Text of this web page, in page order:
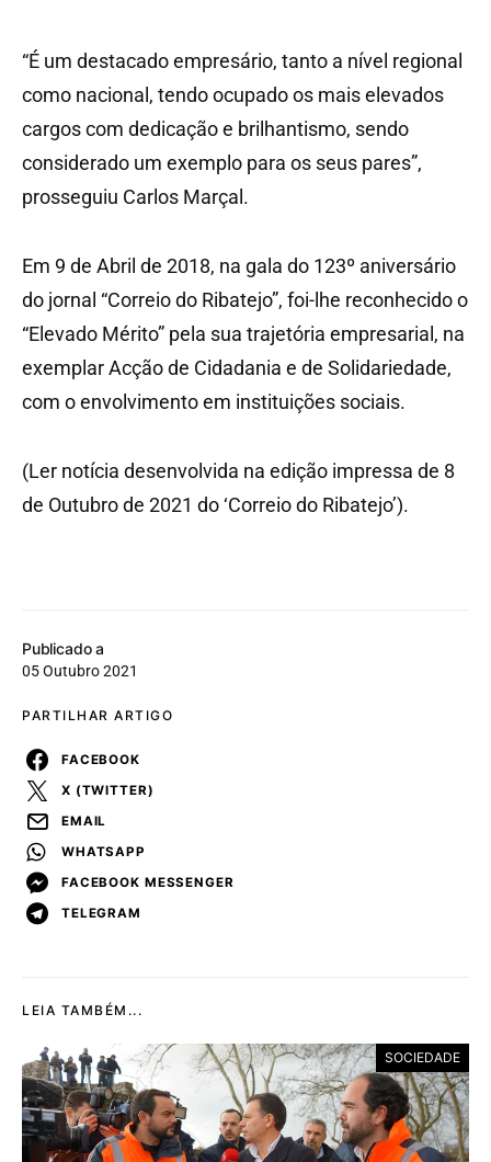
Publicado a
05 Outubro 2021
PARTILHAR ARTIGO
FACEBOOK
X (TWITTER)
EMAIL
WHATSAPP
FACEBOOK MESSENGER
TELEGRAM
“É um destacado empresário, tanto a nível regional
como nacional, tendo ocupado os mais elevados
cargos com dedicação e brilhantismo, sendo
considerado um exemplo para os seus pares”,
prosseguiu Carlos Marçal.
Em 9 de Abril de 2018, na gala do 123º aniversário
do jornal “Correio do Ribatejo”, foi-lhe reconhecido o
“Elevado Mérito” pela sua trajetória empresarial, na
exemplar Acção de Cidadania e de Solidariedade,
com o envolvimento em instituições sociais.
(Ler notícia desenvolvida na edição impressa de 8
de Outubro de 2021 do ‘Correio do Ribatejo’).
LEIA TAMBÉM...
SOCIEDADE